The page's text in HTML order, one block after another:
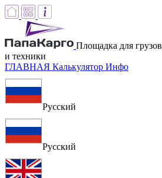
Площадка для грузов
и техники
ГЛАВНАЯ Калькулятор Инфо
Русский
Русский